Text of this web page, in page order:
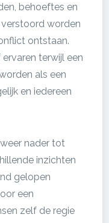
behoeftes en
worden
ontstaan.
terwijl een
als een
en iedereen
nader tot
inzichten
gelopen
een
zelf de regie